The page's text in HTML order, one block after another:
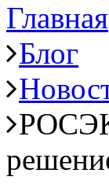
Главная
Блог